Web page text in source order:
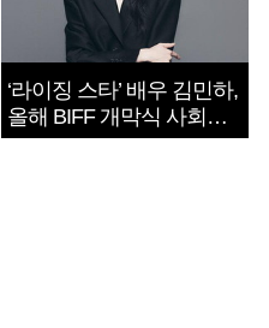
‘라이징 스타’ 배우 김민하,
올해 BIFF 개막식 사회자
확정